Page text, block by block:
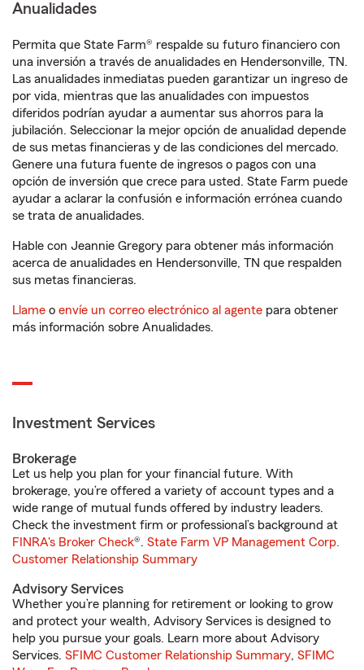
Anualidades
Permita que State Farm® respalde su futuro financiero con
una inversión a través de anualidades en Hendersonville, TN.
Las anualidades inmediatas pueden garantizar un ingreso de
por vida, mientras que las anualidades con impuestos
diferidos podrían ayudar a aumentar sus ahorros para la
jubilación. Seleccionar la mejor opción de anualidad depende
de sus metas financieras y de las condiciones del mercado.
Genere una futura fuente de ingresos o pagos con una
opción de inversión que crece para usted. State Farm puede
ayudar a aclarar la confusión e información errónea cuando
se trata de anualidades.
Hable con Jeannie Gregory para obtener más información
acerca de anualidades en Hendersonville, TN que respalden
sus metas financieras.
Llame o envíe un correo electrónico al agente para obtener
más información sobre Anualidades.
Investment Services
Brokerage
Let us help you plan for your financial future. With
brokerage, you’re offered a variety of account types and a
wide range of mutual funds offered by industry leaders.
Check the investment firm or professional’s background at
FINRA's Broker Check®. State Farm VP Management Corp.
Customer Relationship Summary
Advisory Services
Whether you’re planning for retirement or looking to grow
and protect your wealth, Advisory Services is designed to
help you pursue your goals. Learn more about Advisory
Services. SFIMC Customer Relationship Summary, SFIMC